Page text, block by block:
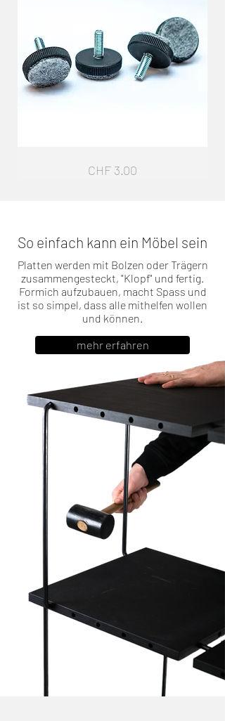
Preis
CHF 3.00
So einfach kann ein Möbel sein
Platten werden mit Bolzen oder Trägern
zusammengesteckt, "Klopf" und fertig.
Formich aufzubauen, macht Spass und
ist so simpel, dass alle mithelfen wollen
und können.
mehr erfahren